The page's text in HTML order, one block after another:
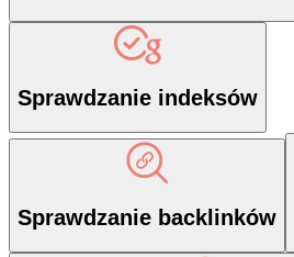
Sprawdzanie indeksów
Sprawdzanie backlinków